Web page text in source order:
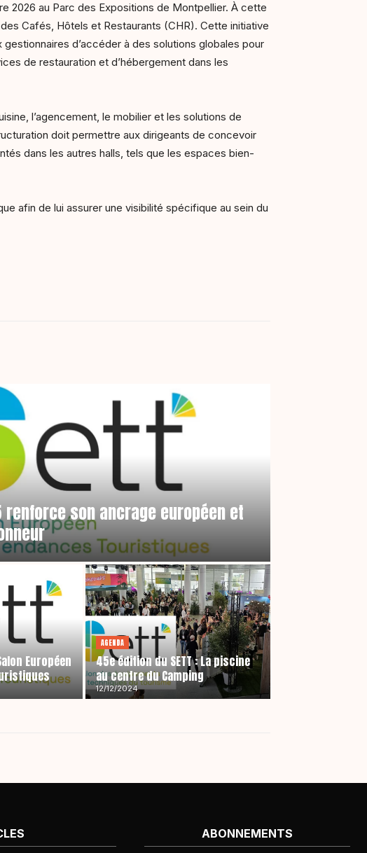
2026 au Parc des Expositions de Montpellier. À cette
Cafés, Hôtels et Restaurants (CHR). Cette initiative
d’accéder à des solutions globales pour
de restauration et d’hébergement dans les
l’agencement, le mobilier et les solutions de
doit permettre aux dirigeants de concevoir
dans les autres halls, tels que les espaces bien-
afin de lui assurer une visibilité spécifique au sein du
renforce son ancrage européen et
Européen
AGENDA
45e édition du SETT : La piscine
au centre du Camping
12/12/2024
ABONNEMENTS